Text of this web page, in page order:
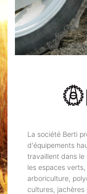
La société Berti
d'équipements
travaillent dans
les espaces
arboriculture,
cultures, jachères